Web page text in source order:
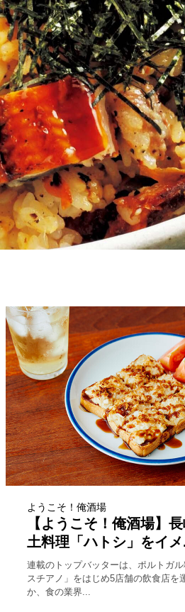
ようこそ！俺酒場
【ようこそ！俺酒場】
土料理「ハトシ」をイ
連載のトップバッターは、ポルトガル
スチアノ」をはじめ5店舗の飲食店を
か、食の業界...